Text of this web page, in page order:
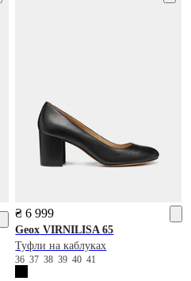
₴ 6 999
Geox VIRNILISA 65
Туфли на каблуках
363738394041